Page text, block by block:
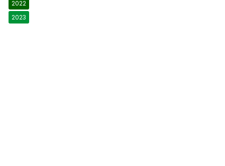
2022
2023